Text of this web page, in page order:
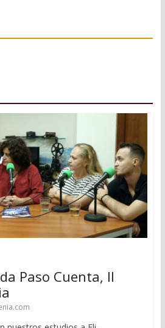
Paso Cuenta, II